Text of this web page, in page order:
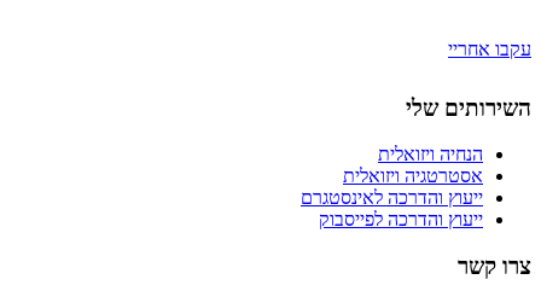
עקבו אחריי
השירותים שלי
הנחיה ויזואלית
אסטרטגיה ויזואלית
ייעוץ והדרכה לאינסטגרם
ייעוץ והדרכה לפייסבוק
צרו קשר